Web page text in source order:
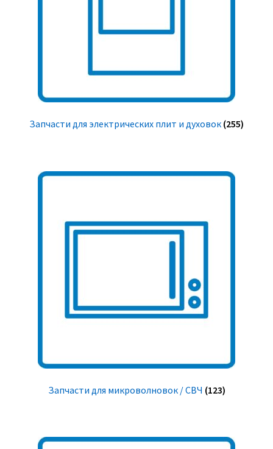
Запчасти для электрических плит и духовок (255)
Запчасти для микроволновок / СВЧ (123)